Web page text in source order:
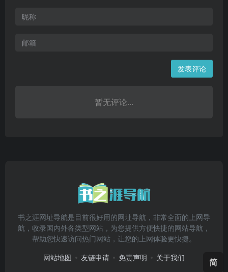
发表评论
暂无评论...
书之涯网址导航是目前很好用的网址导航，非常全面的上网导
航，收录国内外各类型网站，为您提供方便快捷的网站导航，
帮助您快速访问热门网站，让您的上网体验更快捷。
网站地图 友链申请 免责声明 关于我们 简